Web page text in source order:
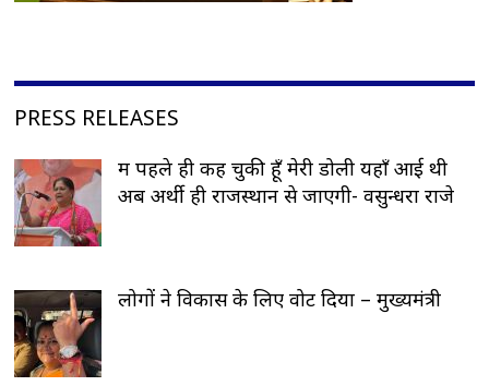
PRESS RELEASES
मैं पहले ही कह चुकी हूँ मेरी डोली यहाँ आई थी
अब अर्थी ही राजस्थान से जाएगी- वसुन्धरा राजे
लोगों ने विकास के लिए वोट दिया – मुख्यमंत्री